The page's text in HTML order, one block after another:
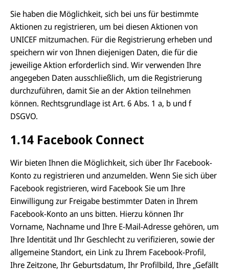
Sie haben die Möglichkeit, sich bei uns für bestimmte
Aktionen zu registrieren, um bei diesen Aktionen von
UNICEF mitzumachen. Für die Registrierung erheben und
speichern wir von Ihnen diejenigen Daten, die für die
jeweilige Aktion erforderlich sind. Wir verwenden Ihre
angegeben Daten ausschließlich, um die Registrierung
durchzuführen, damit Sie an der Aktion teilnehmen
können. Rechtsgrundlage ist Art. 6 Abs. 1 a, b und f
DSGVO.
1.14 Facebook Connect
Wir bieten Ihnen die Möglichkeit, sich über Ihr Facebook-
Konto zu registrieren und anzumelden. Wenn Sie sich über
Facebook registrieren, wird Facebook Sie um Ihre
Einwilligung zur Freigabe bestimmter Daten in Ihrem
Facebook-Konto an uns bitten. Hierzu können Ihr
Vorname, Nachname und Ihre E-Mail-Adresse gehören, um
Ihre Identität und Ihr Geschlecht zu verifizieren, sowie der
allgemeine Standort, ein Link zu Ihrem Facebook-Profil,
Ihre Zeitzone, Ihr Geburtsdatum, Ihr Profilbild, Ihre „Gefällt